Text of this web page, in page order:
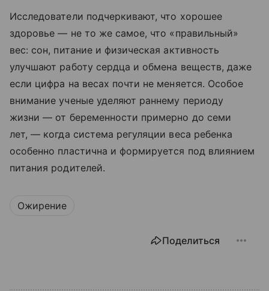
Исследователи подчеркивают, что хорошее
здоровье — не то же самое, что «правильный»
вес: сон, питание и физическая активность
улучшают работу сердца и обмена веществ, даже
если цифра на весах почти не меняется. Особое
внимание ученые уделяют раннему периоду
жизни — от беременности примерно до семи
лет, — когда система регуляции веса ребенка
особенно пластична и формируется под влиянием
питания родителей.
Ожирение
Поделиться